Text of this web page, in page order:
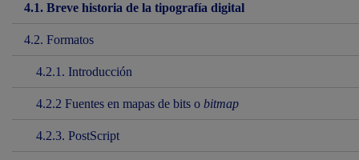
4.1. Breve historia de la tipografía digital
4.2. Formatos
4.2.1. Introducción
4.2.2 Fuentes en mapas de bits o bitmap
4.2.3. PostScript